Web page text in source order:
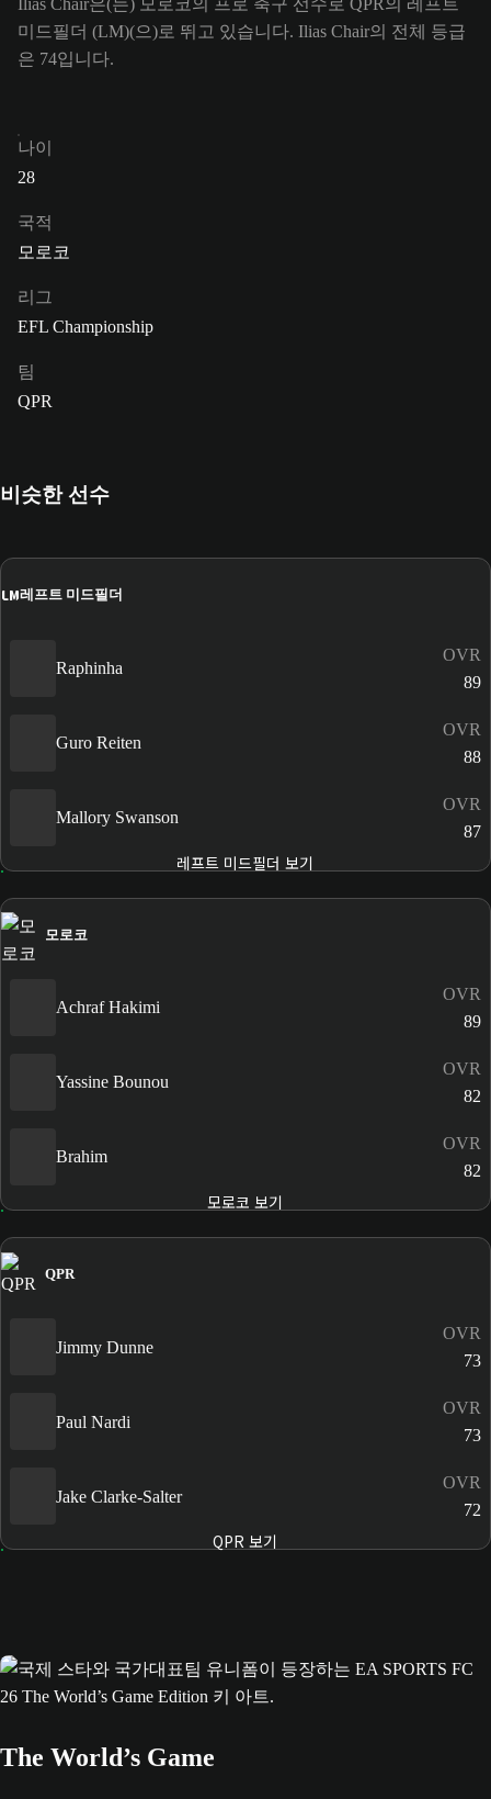
미드필더 (LM)(으)로 뛰고 있습니다. Ilias Chair의 전체 등급
은 74입니다.
나이
28
국적
모로코
리그
EFL Championship
팀
QPR
비슷한 선수
LM레프트 미드필더
Raphinha
OVR
89
Guro Reiten
OVR
88
Mallory Swanson
OVR
87
레프트 미드필더 보기
모로코
Achraf Hakimi
OVR
89
Yassine Bounou
OVR
82
Brahim
OVR
82
모로코 보기
QPR
Jimmy Dunne
OVR
73
Paul Nardi
OVR
73
Jake Clarke-Salter
OVR
72
QPR 보기
The World’s Game